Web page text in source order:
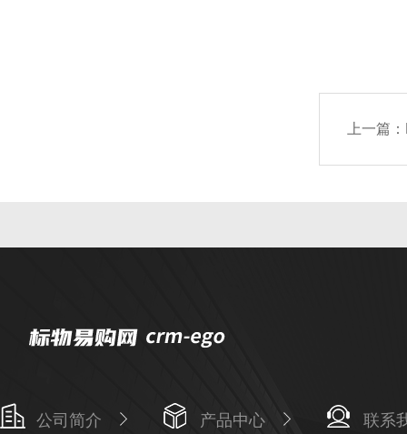
上一篇：
公司简介 产品中心 联系